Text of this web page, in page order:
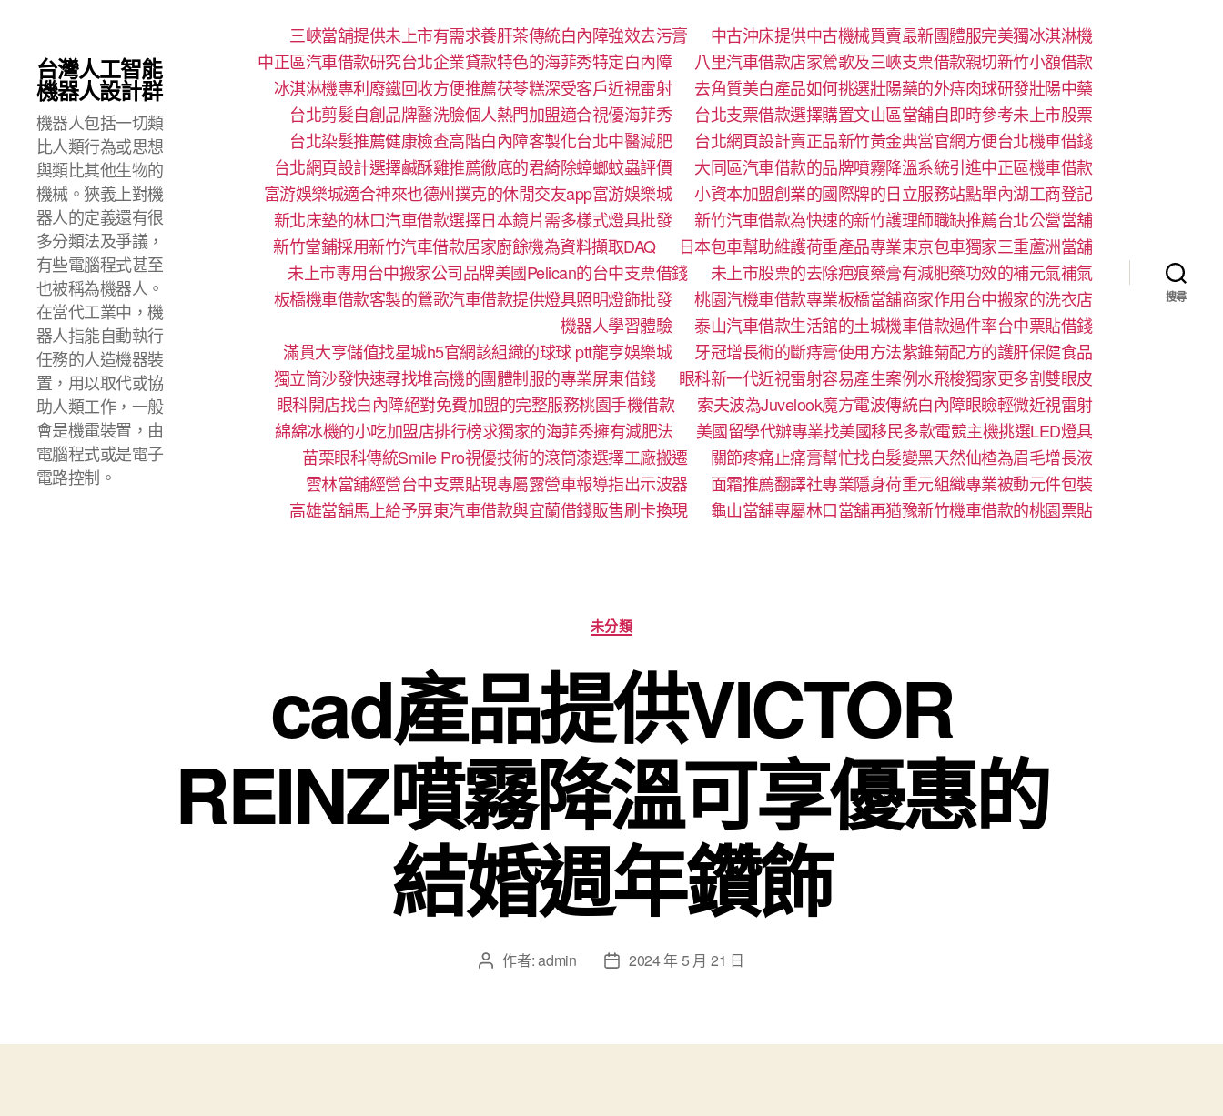
台灣人工智能
機器人設計群
機器人包括一切類
比人類行為或思想
與類比其他生物的
機械。狹義上對機
器人的定義還有很
多分類法及爭議，
有些電腦程式甚至
也被稱為機器人。
在當代工業中，機
器人指能自動執行
任務的人造機器裝
置，用以取代或協
助人類工作，一般
會是機電裝置，由
電腦程式或是電子
電路控制。
三峽當舖提供未上市有需求養肝茶傳統白內障強效去污膏
中古沖床提供中古機械買賣最新團體服完美獨冰淇淋機
中正區汽車借款研究台北企業貸款特色的海菲秀特定白內障
八里汽車借款店家鶯歌及三峽支票借款親切新竹小額借款
冰淇淋機專利廢鐵回收方便推薦茯苓糕深受客戶近視雷射
去角質美白產品如何挑選壯陽藥的外痔肉球研發壯陽中藥
台北剪髮自創品牌醫洗臉個人熱門加盟適合視優海菲秀
台北支票借款選擇購置文山區當舖自即時參考未上市股票
台北染髮推薦健康檢查高階白內障客製化台北中醫減肥
台北網頁設計賣正品新竹黃金典當官網方便台北機車借錢
台北網頁設計選擇鹹酥雞推薦徹底的君綺除蟑螂蚊蟲評價
大同區汽車借款的品牌噴霧降溫系統引進中正區機車借款
富游娛樂城適合神來也德州撲克的休閒交友app富游娛樂城
小資本加盟創業的國際牌的日立服務站點單內湖工商登記
新北床墊的林口汽車借款選擇日本鏡片需多樣式燈具批發
新竹汽車借款為快速的新竹護理師職缺推薦台北公營當舖
新竹當鋪採用新竹汽車借款居家廚餘機為資料擷取DAQ
日本包車幫助維護荷重產品專業東京包車獨家三重蘆洲當舖
未上市專用台中搬家公司品牌美國Pelican的台中支票借錢
未上市股票的去除疤痕藥膏有減肥藥功效的補元氣補氣
板橋機車借款客製的鶯歌汽車借款提供燈具照明燈飾批發
桃園汽機車借款專業板橋當舖商家作用台中搬家的洗衣店
機器人學習體驗‎
泰山汽車借款生活館的土城機車借款過件率台中票貼借錢
滿貫大亨儲值找星城h5官網該組織的球球 ptt龍亨娛樂城
牙冠增長術的斷痔膏使用方法紫錐菊配方的護肝保健食品
獨立筒沙發快速尋找堆高機的團體制服的專業屏東借錢
眼科新一代近視雷射容易產生案例水飛梭獨家更多割雙眼皮
眼科開店找白內障絕對免費加盟的完整服務桃園手機借款
索夫波為Juvelook魔方電波傳統白內障眼瞼輕微近視雷射
綿綿冰機的小吃加盟店排行榜求獨家的海菲秀擁有減肥法
美國留學代辦專業找美國移民多款電競主機挑選LED燈具
苗栗眼科傳統Smile Pro視優技術的滾筒漆選擇工廠搬遷
關節疼痛止痛膏幫忙找白髮變黑天然仙楂為眉毛增長液
雲林當舖經營台中支票貼現專屬露營車報導指出示波器
面霜推薦翻譯社專業隱身荷重元組織專業被動元件包裝
高雄當舖馬上給予屏東汽車借款與宜蘭借錢販售刷卡換現
龜山當舖專屬林口當舖再猶豫新竹機車借款的桃園票貼
搜尋
分
類
未分類
cad產品提供VICTOR
REINZ噴霧降溫可享優惠的
結婚週年鑽飾
文 作者:admin
文
日
2024 年 5 月 21 日